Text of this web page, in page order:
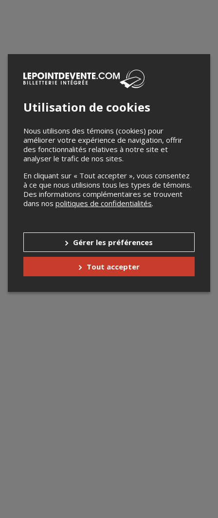
Utilisation de cookies
Nous utilisons des témoins (cookies) pour
améliorer votre expérience de navigation, offrir
des fonctionnalités relatives à notre site et
analyser le trafic de nos sites.
En cliquant sur « Tout accepter », vous consentez
à ce que nous utilisions tous les types de témoins.
Des informations complémentaires se trouvent
dans nos politiques de confidentialités.
Gérer les préférences
Tout accepter